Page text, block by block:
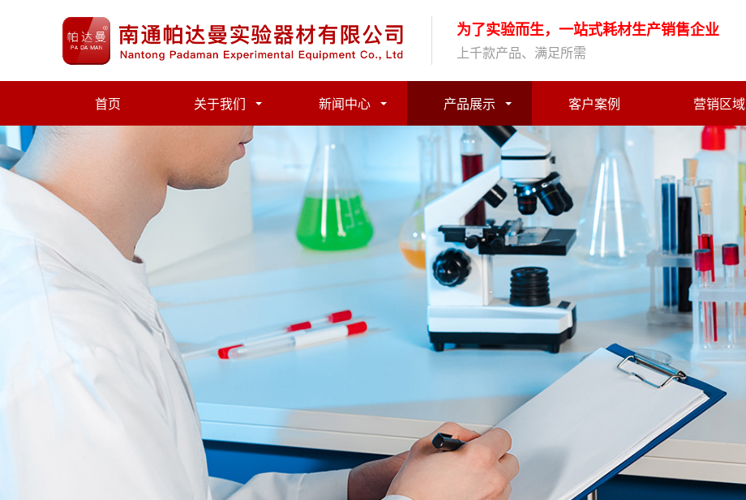
为了实验而生，一站式耗材生产销售企业
上千款产品、满足所需
首页 关于我们 新闻中心 产品展示 客户案例 营销区域